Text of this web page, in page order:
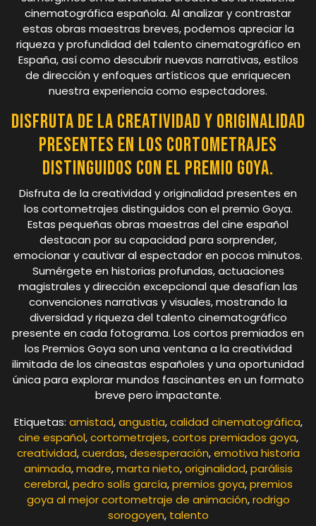
cinematográfica española. Al analizar y contrastar
estas obras maestras breves, podemos apreciar la
riqueza y profundidad del talento cinematográfico en
España, así como descubrir nuevas narrativas, estilos
de dirección y enfoques artísticos que enriquecen
nuestra experiencia como espectadores.
Disfruta de la creatividad y originalidad
presentes en los cortometrajes
distinguidos con el premio Goya.
Disfruta de la creatividad y originalidad presentes en
los cortometrajes distinguidos con el premio Goya.
Estas pequeñas obras maestras del cine español
destacan por su capacidad para sorprender,
emocionar y cautivar al espectador en pocos minutos.
Sumérgete en historias profundas, actuaciones
magistrales y dirección excepcional que desafían las
convenciones narrativas y visuales, mostrando la
diversidad y riqueza del talento cinematográfico
presente en cada fotograma. Los cortos premiados en
los Premios Goya son una ventana a la creatividad
ilimitada de los cineastas españoles y una oportunidad
única para explorar mundos fascinantes en un formato
breve pero impactante.
Etiquetas: amistad,angustia,calidad cinematográfica,
cine español,cortometrajes,cortos premiados goya,
creatividad,cuerdas,desesperación,emotiva historia
animada,madre,marta nieto,originalidad,parálisis
cerebral,pedro solís garcía,premios goya,premios
goya al mejor cortometraje de animación,rodrigo
sorogoyen, talento